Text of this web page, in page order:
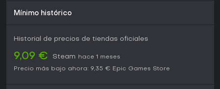
Mínimo histórico
Historial de precios de tiendas oficiales
9,09 € Steam
hace 1 meses
Precio más bajo ahora: 9,35 € Epic Games Store